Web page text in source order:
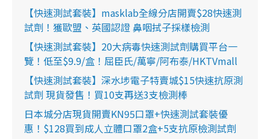
【快速測試套裝】masklab全線分店開賣$28快速測
試劑！獲歐盟、英國認證 鼻咽拭子採樣檢測
【快速測試套裝】20大病毒快速測試劑購買平台一
覽！低至$9.9/盒！屈臣氏/萬寧/阿布泰/HKTVmall
【快速測試套裝】深水埗電子特賣城$15快速抗原測
試劑 現貨發售！買10支再送3支檢測棒
日本城分店現貨開賣KN95口罩+快速測試套裝優
惠！$128買到成人立體口罩2盒+5支抗原檢測試劑